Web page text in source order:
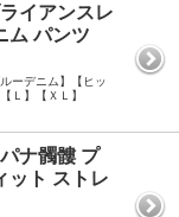
イアンスレ
ム パンツ
ーデニム】【ヒッ
Ｌ】【ＸＬ】
ナ髑髏 プ
ット ストレ